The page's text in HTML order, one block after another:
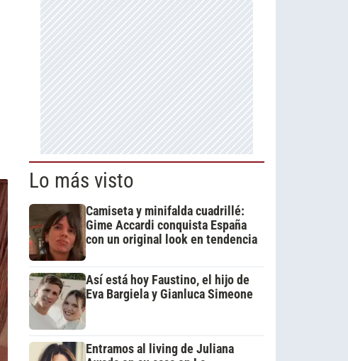
Lo más visto
Camiseta y minifalda cuadrillé:
Gime Accardi conquista España
con un original look en tendencia
Así está hoy Faustino, el hijo de
Eva Bargiela y Gianluca Simeone
Entramos al living de Juliana